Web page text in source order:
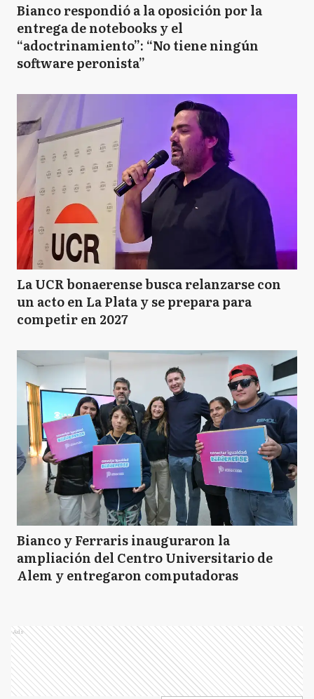
Bianco respondió a la oposición por la
entrega de notebooks y el
“adoctrinamiento”: “No tiene ningún
software peronista”
La UCR bonaerense busca relanzarse con
un acto en La Plata y se prepara para
competir en 2027
Bianco y Ferraris inauguraron la
ampliación del Centro Universitario de
Alem y entregaron computadoras
Ads